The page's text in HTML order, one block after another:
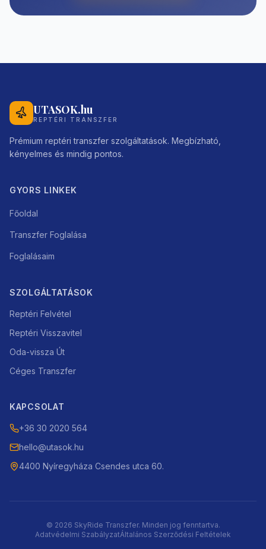
UTASOK.hu
REPTÉRI TRANSZFER
Prémium reptéri transzfer szolgáltatások. Megbízható,
kényelmes és mindig pontos.
GYORS LINKEK
Főoldal
Transzfer Foglalása
Foglalásaim
SZOLGÁLTATÁSOK
Reptéri Felvétel
Reptéri Visszavitel
Oda-vissza Út
Céges Transzfer
KAPCSOLAT
+36 30 2020 564
hello@utasok.hu
4400 Nyíregyháza Csendes utca 60.
© 2026 SkyRide Transzfer. Minden jog fenntartva.
Adatvédelmi SzabályzatÁltalános Szerződési Feltételek